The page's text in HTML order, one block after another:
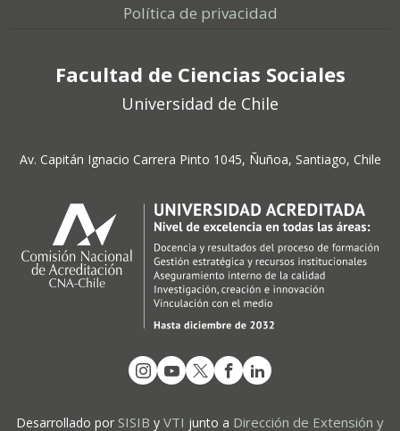
Política de privacidad
Facultad de Ciencias Sociales
Universidad de Chile
Av. Capitán Ignacio Carrera Pinto 1045, Ñuñoa, Santiago, Chile
Desarrollado por SISIB y VTI junto a Dirección de Extensión y